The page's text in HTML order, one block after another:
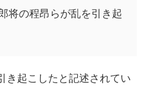
将の程昂らが乱を引き起
き起こしたと記述されてい